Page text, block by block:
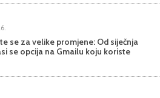
se za velike promjene: Od siječnja
se opcija na Gmailu koju koriste